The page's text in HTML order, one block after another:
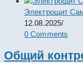
Электрощит
12.08.2025/
0 Comments
Общий